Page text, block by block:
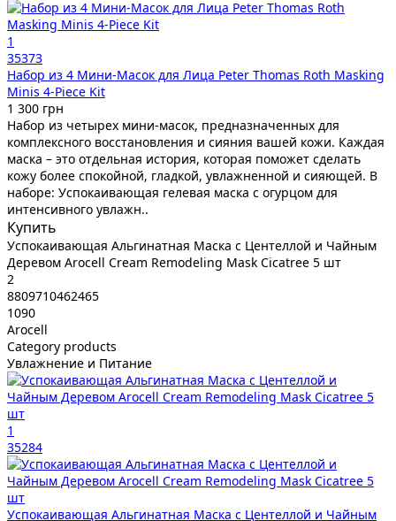
1
35373
Набор из 4 Мини-Масок для Лица Peter Thomas Roth Masking
Minis 4-Piece Kit
1 300 грн
Набор из четырех мини-масок, предназначенных для
комплексного восстановления и сияния вашей кожи. Каждая
маска – это отдельная история, которая поможет сделать
кожу более спокойной, гладкой, увлажненной и сияющей. В
наборе: Успокаивающая гелевая маска с огурцом для
интенсивного увлажн..
Купить
Успокаивающая Альгинатная Маска с Центеллой и Чайным
Деревом Arocell Cream Remodeling Mask Cicatree 5 шт
2
8809710462465
1090
Arocell
Category products
Увлажнение и Питание
1
35284
Успокаивающая Альгинатная Маска с Центеллой и Чайным